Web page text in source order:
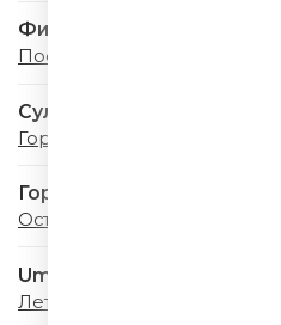
Филипп Киркоров
Посмотри, Какое Лето
Султан Лагучев
Горячая, Гремучая
Город 312
Останусь
Uma2rman
Лето - Это Маленькая Жизнь